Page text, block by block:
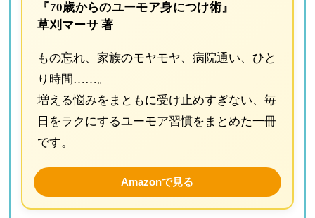
『70歳からのユーモア身につけ術』
草刈マーサ 著
もの忘れ、家族のモヤモヤ、病院通い、ひと
り時間……。
増える悩みをまともに受け止めすぎない、毎
日をラクにするユーモア習慣をまとめた一冊
です。
Amazonで見る